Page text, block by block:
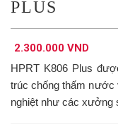
PLUS
2.300.000 VND
HPRT K806 Plus
trúc chống thấm nước
nghiệt như các xưởng